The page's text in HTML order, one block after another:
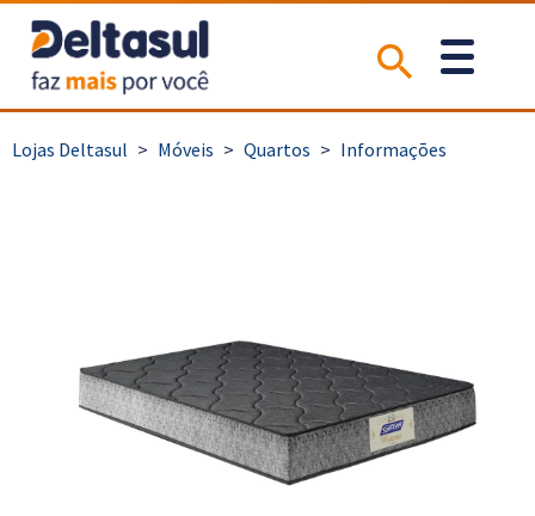
> Móveis > Quartos > Informações